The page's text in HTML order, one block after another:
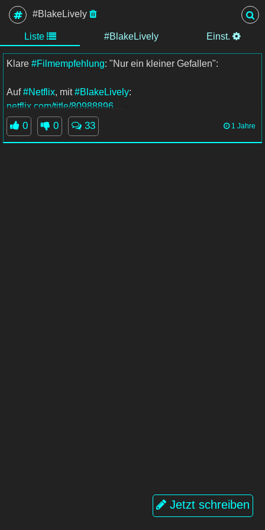
#BlakeLively
Liste #BlakeLively Einst.
Jetzt schreiben
Klare #Filmempfehlung: "Nur ein kleiner Gefallen":
Auf#Netflix, mit#BlakeLively:
netflix.com/title/80988896
#NurEinKleinerGefallen
0 0 33 1 Jahre